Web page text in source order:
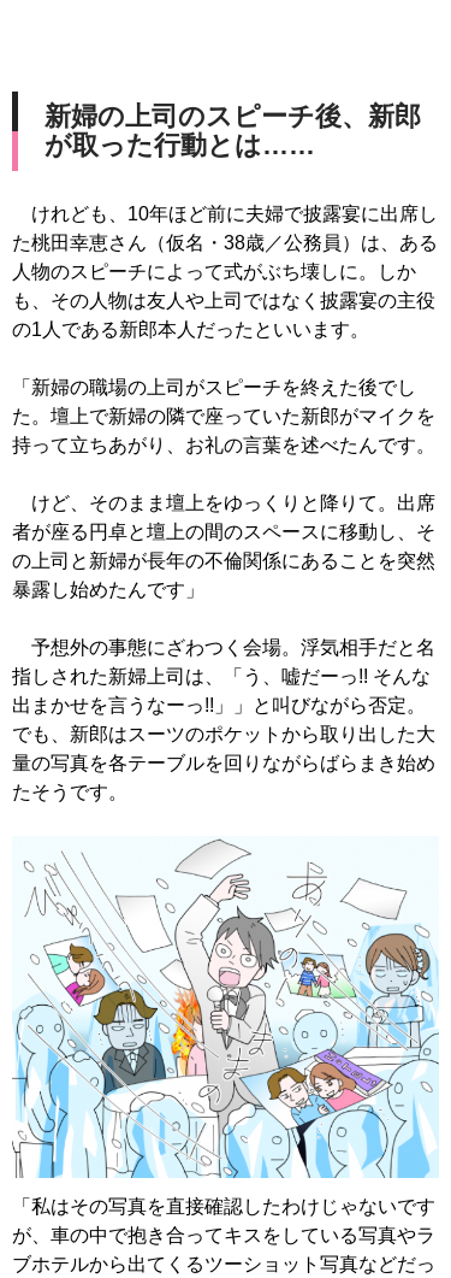
新婦の上司のスピーチ後、新郎
が取った行動とは……
けれども、10年ほど前に夫婦で披露宴に出席し
た桃田幸恵さん（仮名・38歳／公務員）は、ある
人物のスピーチによって式がぶち壊しに。しか
も、その人物は友人や上司ではなく披露宴の主役
の1人である新郎本人だったといいます。
「新婦の職場の上司がスピーチを終えた後でし
た。壇上で新婦の隣で座っていた新郎がマイクを
持って立ちあがり、お礼の言葉を述べたんです。
けど、そのまま壇上をゆっくりと降りて。出席
者が座る円卓と壇上の間のスペースに移動し、そ
の上司と新婦が長年の不倫関係にあることを突然
暴露し始めたんです」
予想外の事態にざわつく会場。浮気相手だと名
指しされた新婦上司は、「う、嘘だーっ!! そんな
出まかせを言うなーっ!!」」と叫びながら否定。
でも、新郎はスーツのポケットから取り出した大
量の写真を各テーブルを回りながらばらまき始め
たそうです。
「私はその写真を直接確認したわけじゃないです
が、車の中で抱き合ってキスをしている写真やラ
ブホテルから出てくるツーショット写真などだっ